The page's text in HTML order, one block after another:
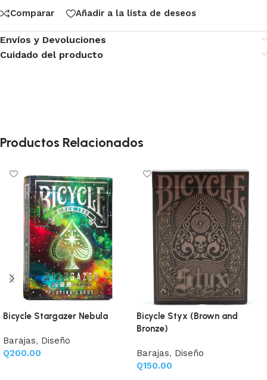
Comparar Añadir a la lista de deseos
Envíos y Devoluciones
Cuidado del producto
Productos Relacionados
Bicycle Stargazer Nebula
Barajas, Diseño
Q200.00
Bicycle Styx (Brown and
Bronze)
Barajas, Diseño
Q150.00